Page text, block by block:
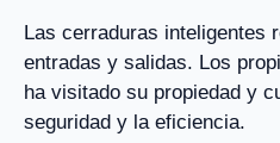
Las cerraduras inteligentes
entradas y salidas. Los
ha visitado su propiedad y
seguridad y la eficiencia.